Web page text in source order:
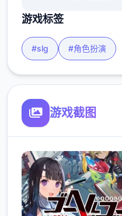
游戏标签
#slg #角色扮演
游戏截图